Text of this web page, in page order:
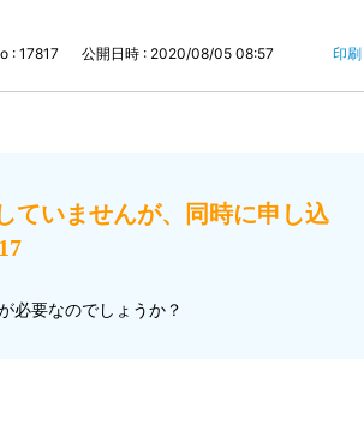
: 17817 公開日時 : 2020/08/05 08:57 印刷
ていませんが、同時に申し込
必要なのでしょうか？